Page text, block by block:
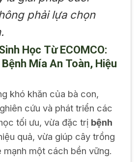
phải lựa chọn
Học Từ ECOMCO:
Mía An Toàn, Hiệu
khó khăn của bà con,
cứu và phát triển các
tối ưu, vừa đặc trị bệnh
quả, vừa giúp cây trồng
mạnh một cách bền vững.